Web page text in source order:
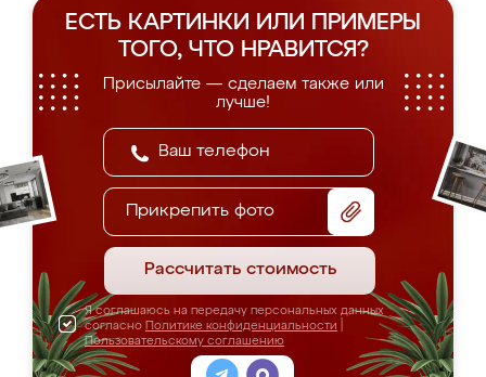
ЕСТЬ КАРТИНКИ ИЛИ ПРИМЕРЫ
ТОГО, ЧТО НРАВИТСЯ?
Присылайте — сделаем также или
лучше!
Прикрепить фото
Рассчитать стоимость
Я соглашаюсь на передачу персональных данных
согласно Политике конфиденциальности
Пользовательскому соглашению